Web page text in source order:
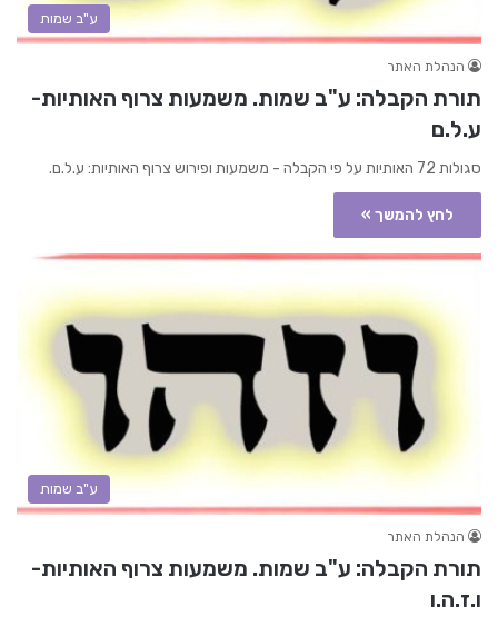
ע"ב שמות
הנהלת האתר
תורת הקבלה: ע"ב שמות. משמעות צרוף האותיות-
ע.ל.ם
סגולות 72 האותיות על פי הקבלה - משמעות ופירוש צרוף האותיות: ע.ל.ם.
לחץ להמשך »
ע"ב שמות
הנהלת האתר
תורת הקבלה: ע"ב שמות. משמעות צרוף האותיות-
ו.ז.ה.ו